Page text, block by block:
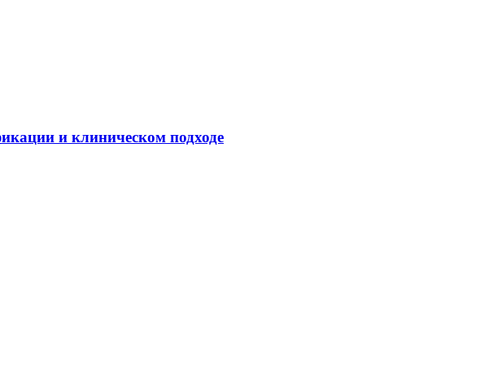
и клиническом подходе